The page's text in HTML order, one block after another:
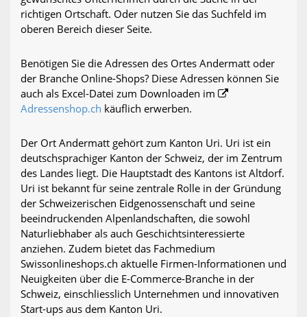
richtigen Ortschaft. Oder nutzen Sie das Suchfeld im
oberen Bereich dieser Seite.
Benötigen Sie die Adressen des Ortes Andermatt oder
der Branche Online-Shops? Diese Adressen können Sie
auch als Excel-Datei zum Downloaden im
Adressenshop.ch käuflich erwerben.
Der Ort Andermatt gehört zum Kanton Uri. Uri ist ein
deutschsprachiger Kanton der Schweiz, der im Zentrum
des Landes liegt. Die Hauptstadt des Kantons ist Altdorf.
Uri ist bekannt für seine zentrale Rolle in der Gründung
der Schweizerischen Eidgenossenschaft und seine
beeindruckenden Alpenlandschaften, die sowohl
Naturliebhaber als auch Geschichtsinteressierte
anziehen. Zudem bietet das Fachmedium
Swissonlineshops.ch aktuelle Firmen-Informationen und
Neuigkeiten über die E-Commerce-Branche in der
Schweiz, einschliesslich Unternehmen und innovativen
Start-ups aus dem Kanton Uri.